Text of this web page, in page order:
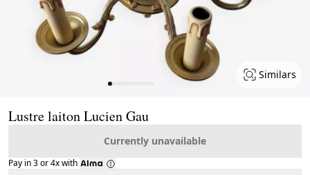
Similars
Lustre laiton Lucien Gau
Currently unavailable
Pay in 3 or 4x with